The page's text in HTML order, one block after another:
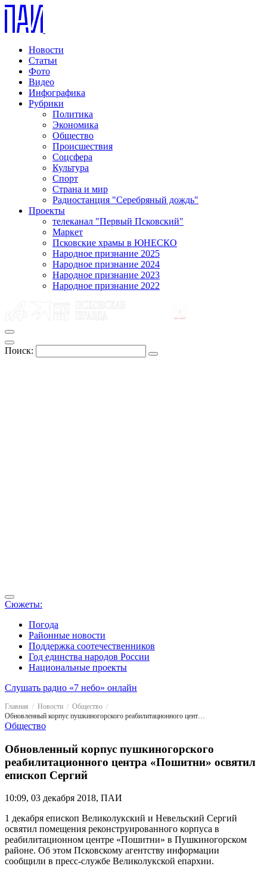
Новости
Статьи
Фото
Видео
Инфографика
Рубрики
Политика
Экономика
Общество
Происшествия
Соцсфера
Культура
Спорт
Страна и мир
Радиостанция "Серебряный дождь"
Проекты
телеканал "Первый Псковский"
Маркет
Псковские храмы в ЮНЕСКО
Народное признание 2025
Народное признание 2024
Народное признание 2023
Народное признание 2022
Поиск:
Сюжеты:
Погода
Районные новости
Поддержка соотечественников
Год единства народов России
Национальные проекты
Слушать радио «7 небо» онлайн
Главная Новости
Общество
Обновленный корпус пушкиногорского реабилитационного центра «Пошитни» освятил епископ Сергий
Общество
Обновленный корпус пушкиногорского
реабилитационного центра «Пошитни» освятил
епископ Сергий
10:09, 03 декабря 2018, ПАИ
1 декабря епископ Великолукский и Невельский Сергий
освятил помещения реконструированного корпуса в
реабилитационном центре «Пошитни» в Пушкиногорском
районе. Об этом Псковскому агентству информации
сообщили в пресс-службе Великолукской епархии.